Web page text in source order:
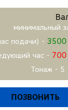
минимальный
подачи) - 3500
час - 700
Тонаж - 5
ПОЗВОНИТЬ